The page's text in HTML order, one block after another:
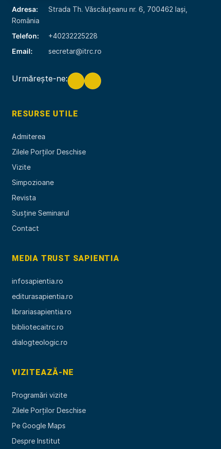
Adresa:
Strada Th. Văscăuțeanu nr. 6, 700462 Iași,
România
Telefon:
+40232225228
Email:
secretar@itrc.ro
Urmărește-ne:
RESURSE UTILE
Admiterea
Zilele Porților Deschise
Vizite
Simpozioane
Revista
Susține Seminarul
Contact
MEDIA TRUST SAPIENTIA
infosapientia.ro
editurasapientia.ro
librariasapientia.ro
bibliotecaitrc.ro
dialogteologic.ro
VIZITEAZĂ-NE
Programări vizite
Zilele Porților Deschise
Pe Google Maps
Despre Institut